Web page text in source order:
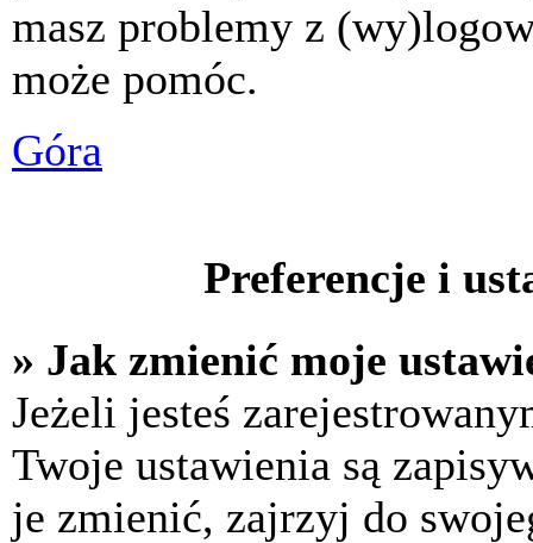
masz problemy z
może pomóc.
Góra
Preferencje i
» Jak zmienić moje
Jeżeli jesteś
Twoje ustawienia są
je zmienić, zajrzyj do